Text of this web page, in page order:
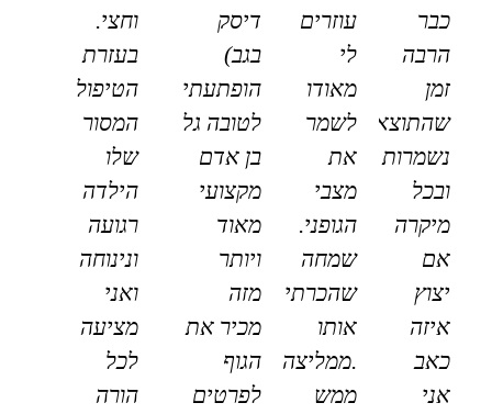
כבר
הרבה
זמן
שהתוצאות
נשמרות
ובכל
מיקרה
אם
יצוץ
איזה
כאב
אני
עוזרים
לי
מאודו
לשמר
את
מצבי
הגופני.
שמחה
שהכרתי
אותו
.ממליצה
ממש
דיסק
בגב)
הופתעתי
לטובה גל
בן אדם
מקצועי
מאוד
ויותר
מזה
מכיר את
הגוף
לפרטים
וחצי.
בעזרת
הטיפול
המסור
שלו
הילדה
רגועה
ונינוחה
ואני
מציעה
לכל
הורה